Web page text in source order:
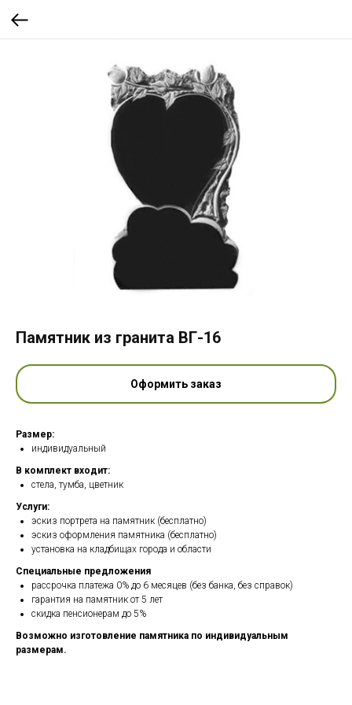
Памятник из гранита ВГ-16
Оформить заказ
Размер:
индивидуальный
В комплект входит:
стела, тумба, цветник
Услуги:
эскиз портрета на памятник (бесплатно)
эскиз оформления памятника (бесплатно)
установка на кладбищах города и области
Специальные предложения
рассрочка платежа 0% до 6 месяцев (без банка, без справок)
гарантия на памятник от 5 лет
скидка пенсионерам до 5%
Возможно изготовление памятника по индивидуальным
размерам.